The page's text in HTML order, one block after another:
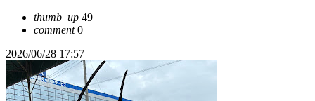
thumb_up 49
comment0
2026/06/28 17:57